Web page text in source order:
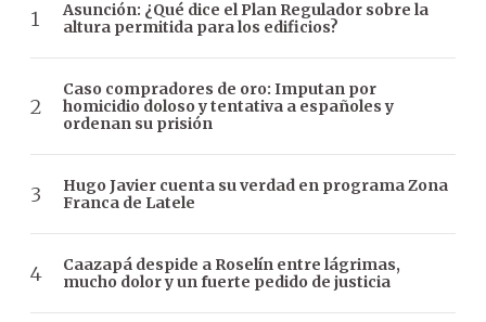
Asunción: ¿Qué dice el Plan Regulador sobre la
altura permitida para los edificios?
Caso compradores de oro: Imputan por
homicidio doloso y tentativa a españoles y
ordenan su prisión
Hugo Javier cuenta su verdad en programa Zona
Franca de Latele
Caazapá despide a Roselín entre lágrimas,
mucho dolor y un fuerte pedido de justicia